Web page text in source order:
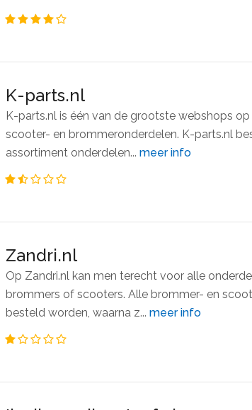
K-parts.nl
K-parts.nl is één van de grootste webshops
scooter- en brommeronderdelen. K-parts.nl
assortiment onderdelen... meer info
Zandri.nl
Op Zandri.nl kan men terecht voor alle
brommers of scooters. Alle brommer- en
besteld worden, waarna z... meer info